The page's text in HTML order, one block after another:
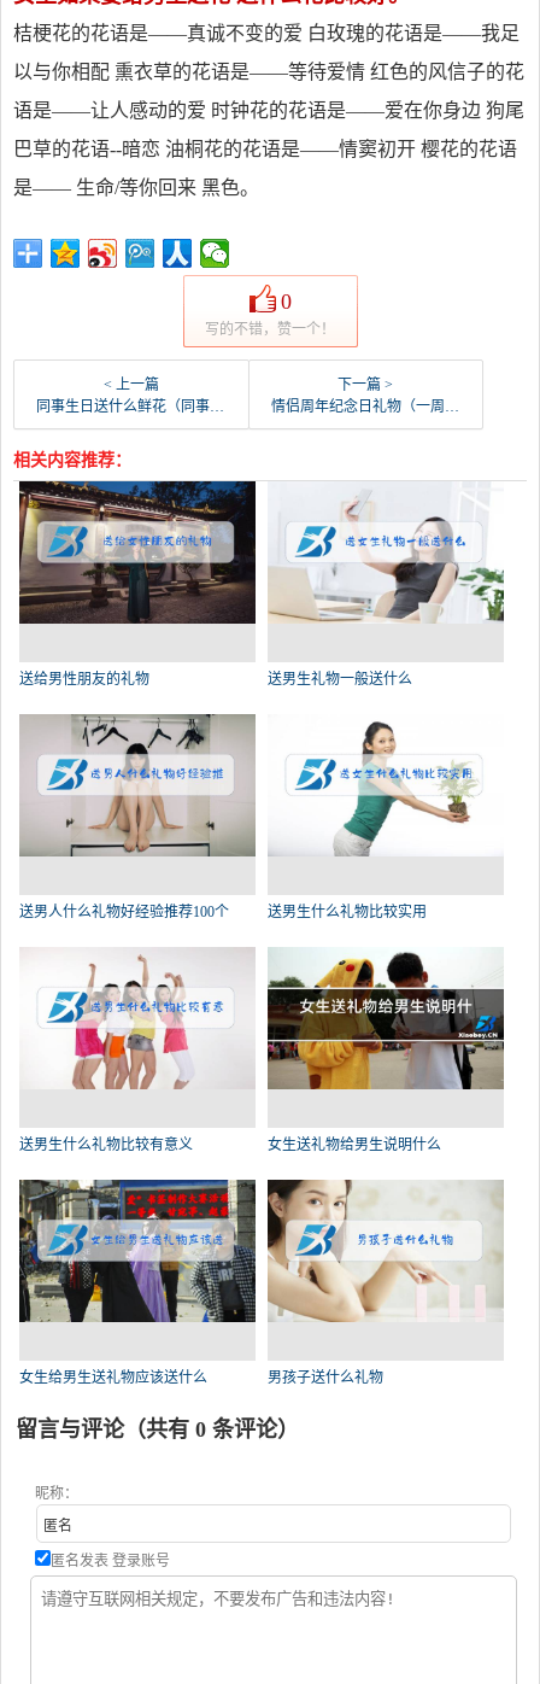
桔梗花的花语是——真诚不变的爱 白玫瑰的花语是——我足
以与你相配 熏衣草的花语是——等待爱情 红色的风信子的花
语是——让人感动的爱 时钟花的花语是——爱在你身边 狗尾
巴草的花语--暗恋 油桐花的花语是——情窦初开 樱花的花语
是—— 生命/等你回来 黑色。
0
写的不错，赞一个！
< 上一篇
同事生日送什么鲜花（同事生日送花合适吗）
下一篇 >
情侣周年纪念日礼物（一周年纪念日送什么礼物）
相关内容推荐：
送给男性朋友的礼物 送男生礼物一般送什么
送男人什么礼物好经验推荐100个 送男生什么礼物比较实用
送男生什么礼物比较有意义 女生送礼物给男生说明什么
女生给男生送礼物应该送什么 男孩子送什么礼物
留言与评论（共有 0 条评论）
昵称：
匿名发表 登录账号